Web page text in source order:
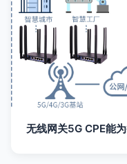
无线网关5G CPE能